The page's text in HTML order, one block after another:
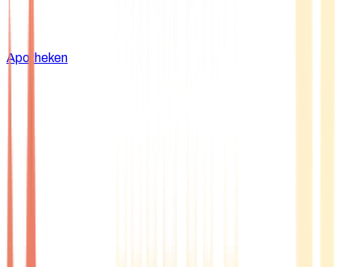
Apotheken